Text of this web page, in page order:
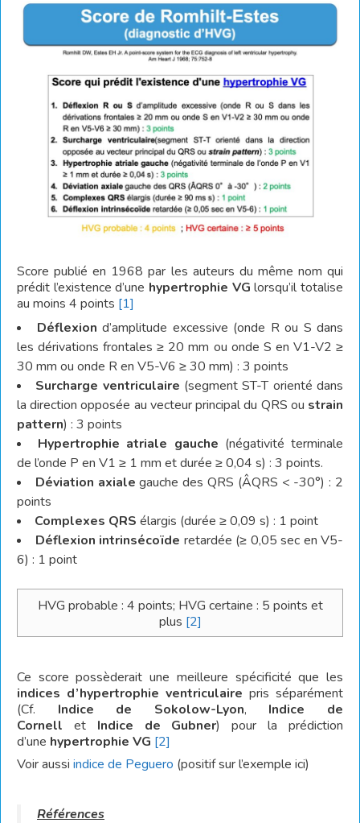
Score publié en 1968 par les auteurs du même nom qui
prédit l’existence d’une hypertrophie VG lorsqu’il totalise
au moins 4 points [1]
Déflexion d’amplitude excessive (onde R ou S dans
les dérivations frontales ≥ 20 mm ou onde S en V1-V2 ≥
30 mm ou onde R en V5-V6 ≥ 30 mm) : 3 points
Surcharge ventriculaire (segment ST-T orienté dans
la direction opposée au vecteur principal du QRS ou strain
pattern) : 3 points
Hypertrophie atriale gauche (négativité terminale
de l’onde P en V1 ≥ 1 mm et durée ≥ 0,04 s) : 3 points.
Déviation axiale gauche des QRS (ÂQRS < -30°) : 2
points
Complexes QRS élargis (durée ≥ 0,09 s) : 1 point
Déflexion intrinsécoïde retardée (≥ 0,05 sec en V5-
6) : 1 point
HVG probable : 4 points; HVG certaine : 5 points et
plus [2]
Ce score possèderait une meilleure spécificité que les
indices d’hypertrophie ventriculaire pris séparément
(Cf. Indice de Sokolow-Lyon, Indice de
Cornell etIndice de Gubner) pour la prédiction
d’une hypertrophie VG [2]
Voir aussi indice de Peguero (positif sur l’exemple ici)